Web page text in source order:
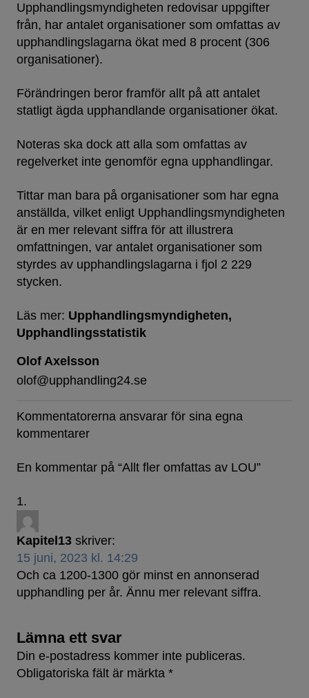
Upphandlingsmyndigheten redovisar uppgifter
från, har antalet organisationer som omfattas av
upphandlingslagarna ökat med 8 procent (306
organisationer).
Förändringen beror framför allt på att antalet
statligt ägda upphandlande organisationer ökat.
Noteras ska dock att alla som omfattas av
regelverket inte genomför egna upphandlingar.
Tittar man bara på organisationer som har egna
anställda, vilket enligt Upphandlingsmyndigheten
är en mer relevant siffra för att illustrera
omfattningen, var antalet organisationer som
styrdes av upphandlingslagarna i fjol 2 229
stycken.
Läs mer: Upphandlingsmyndigheten
Upphandlingsstatistik
Olof Axelsson
olof@upphandling24.se
Kommentatorerna ansvarar för sina egna
kommentarer
En kommentar på “Allt fler omfattas av LOU”
Kapitel13 skriver:
15 juni, 2023 kl. 14:29
Och ca 1200-1300 gör minst en annonserad
upphandling per år. Ännu mer relevant siffra.
Lämna ett svar
Din e-postadress kommer inte publiceras.
Obligatoriska fält är märkta *